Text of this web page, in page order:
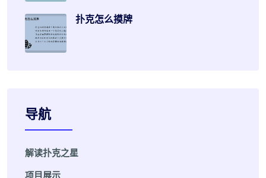
扑克怎么摸牌
导航
解读扑克之星